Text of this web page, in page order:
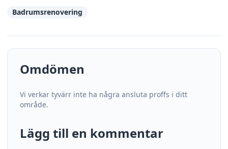
Badrumsrenovering
Omdömen
Vi verkar tyvärr inte ha några ansluta proffs i ditt
område.
Lägg till en kommentar